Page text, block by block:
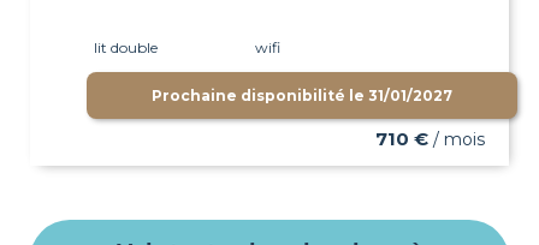
lit double wifi
Prochaine disponibilité le 31/01/2027
710 € / mois